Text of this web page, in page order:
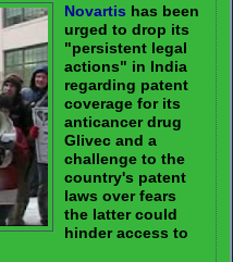
Novartis has been
urged to drop its
"persistent legal
actions" in India
regarding patent
coverage for its
anticancer drug
Glivec and a
challenge to the
country's patent
laws over fears
the latter could
hinder access to